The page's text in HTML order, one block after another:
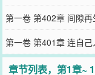
第一卷 第402章 间隙再
第一卷 第401章 连自己
章节列表，第1章~